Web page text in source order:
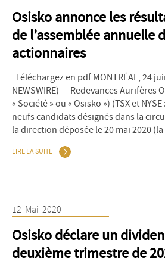
Osisko annonce les
de l’assemblée annuelle
actionnaires
Téléchargez en pdf MONTRÉAL, 24
NEWSWIRE) — Redevances Aurifères
« Société » ou « Osisko ») (TSX et
neufs candidats désignés dans la
la direction déposée le 20 mai 2020 (la
LIRE LA SUITE
12 Mai 2020
Osisko déclare un
deuxième trimestre de